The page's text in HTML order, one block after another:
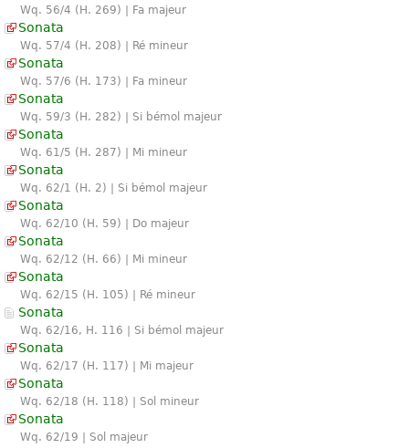
Wq. 56/4 (H. 269) | Fa majeur
Sonata
Wq. 57/4 (H. 208) | Ré mineur
Sonata
Wq. 57/6 (H. 173) | Fa mineur
Sonata
Wq. 59/3 (H. 282) | Si bémol majeur
Sonata
Wq. 61/5 (H. 287) | Mi mineur
Sonata
Wq. 62/1 (H. 2) | Si bémol majeur
Sonata
Wq. 62/10 (H. 59) | Do majeur
Sonata
Wq. 62/12 (H. 66) | Mi mineur
Sonata
Wq. 62/15 (H. 105) | Ré mineur
Sonata
Wq. 62/16, H. 116 | Si bémol majeur
Sonata
Wq. 62/17 (H. 117) | Mi majeur
Sonata
Wq. 62/18 (H. 118) | Sol mineur
Sonata
Wq. 62/19 | Sol majeur